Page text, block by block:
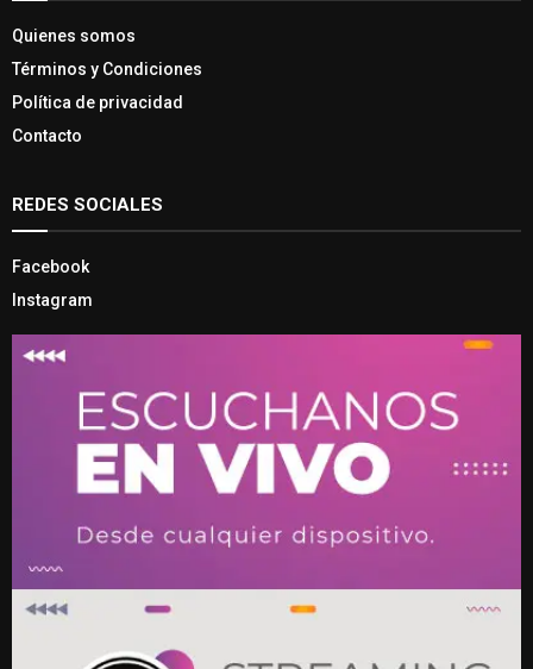
Quienes somos
Términos y Condiciones
Política de privacidad
Contacto
REDES SOCIALES
Facebook
Instagram